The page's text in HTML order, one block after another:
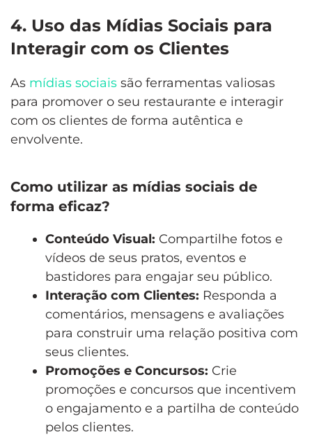
4. Uso das Mídias Sociais para
Interagir com os Clientes
As mídias sociais são ferramentas valiosas
para promover o seu restaurante e interagir
com os clientes de forma autêntica e
envolvente.
Como utilizar as mídias sociais de
forma eficaz?
Conteúdo Visual: Compartilhe fotos e
vídeos de seus pratos, eventos e
bastidores para engajar seu público.
Interação com Clientes: Responda a
comentários, mensagens e avaliações
para construir uma relação positiva com
seus clientes.
Promoções e Concursos: Crie
promoções e concursos que incentivem
o engajamento e a partilha de conteúdo
pelos clientes.